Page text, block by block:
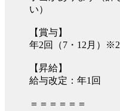
い）
【賞与】
年2回（7・12月）
【昇給】
給与改定：年1回
＝＝＝＝＝＝